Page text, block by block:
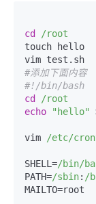
cd
/root
touch hello
#添加下面内容
#!/bin/bash
cd
/root
echo
"hello"
vim /etc/
SHELL=/bin/
PATH=/sbin: /
MAILTO=root